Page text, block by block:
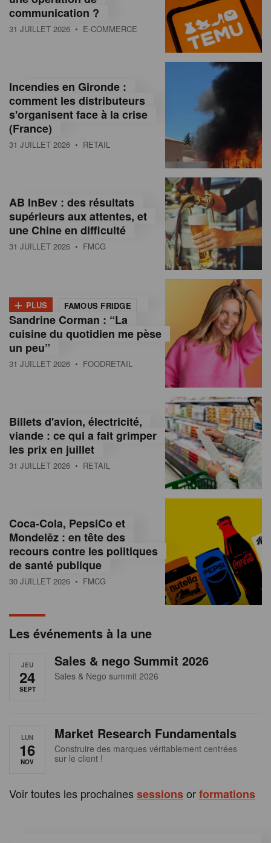
a
g
n
e
n
o
m
a
s
s
u
e
e
a
communication ?
31 JUILLET 2026 • E-COMMERCE
Incendies en Gironde :
comment les distributeurs
s'organisent face à la crise
(France)
31 JUILLET 2026 • RETAIL
AB InBev : des résultats
supérieurs aux attentes, et
une Chine en difficulté
31 JUILLET 2026 • FMCG
+ PLUS FAMOUS FRIDGE
Sandrine Corman : “La
cuisine du quotidien me pèse
un peu”
31 JUILLET 2026 • FOODRETAIL
Billets d'avion, électricité,
viande : ce qui a fait grimper
les prix en juillet
31 JUILLET 2026 • RETAIL
Coca-Cola, PepsiCo et
Mondelēz : en tête des
recours contre les politiques
de santé publique
30 JUILLET 2026 • FMCG
Les événements à la une
JEU
24
SEPT
Sales & nego Summit 2026
Sales & Nego summit 2026
LUN
16
NOV
Market Research Fundamentals
Construire des marques véritablement centrées
sur le client !
Voir toutes les prochaines sessionsorformations